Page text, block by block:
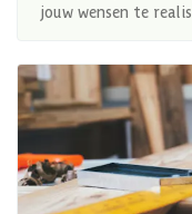
jouw wensen te